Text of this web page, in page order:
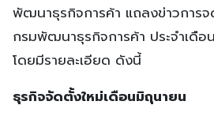
พัฒนาธุรกิจการค้า แถลงข่าวการจ
กรมพัฒนาธุรกิจการค้า ประจำเดื
โดยมีรายละเอียด ดังนี้
ธุรกิจจัดตั้งใหม่เดือนมิถุนายน